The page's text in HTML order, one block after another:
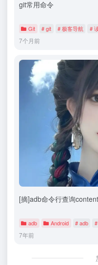
git常用命令
Git # git # 极客导航 #
7个月前
[摘]adb命令行查询
adb Android # adb
7年前